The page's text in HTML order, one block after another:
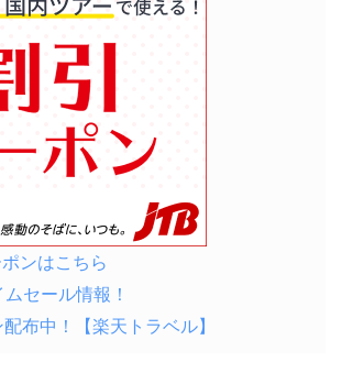
ンはこちら
セール情報！
布中！【楽天トラベル】